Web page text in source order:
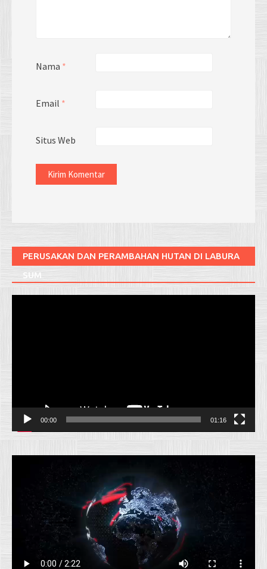
Nama *
Email *
Situs Web
PERUSAKAN DAN PERAMBAHAN HUTAN DI LABURA
SUM
00:00 01:16